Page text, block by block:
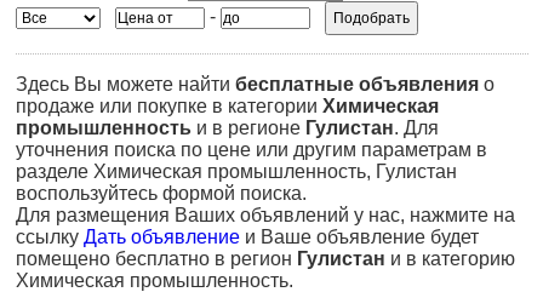
-
Здесь Вы можете найти бесплатные объявления о
продаже или покупке в категории Химическая
промышленность и в регионе Гулистан. Для
уточнения поиска по цене или другим параметрам в
разделе Химическая промышленность, Гулистан
воспользуйтесь формой поиска.
Для размещения Ваших объявлений у нас, нажмите на
ссылку Дать объявление и Ваше объявление будет
помещено бесплатно в регион Гулистан и в категорию
Химическая промышленность.